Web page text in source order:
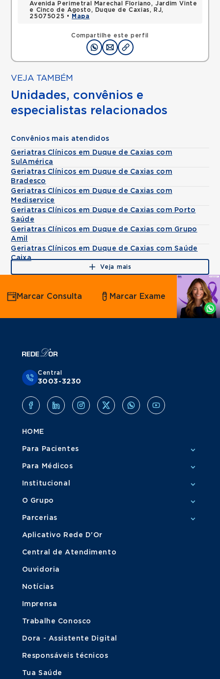
Compartilhe este perfil
Avenida Perimetral Marechal Floriano, Jardim Vinte
e Cinco de Agosto, Duque de Caxias, RJ,
25075025 •
Mapa
VEJA TAMBÉM
Unidades, convênios e
especialistas relacionados
Convênios mais atendidos
Geriatras Clínicos em Duque de Caxias com
SulAmérica
Geriatras Clínicos em Duque de Caxias com
Bradesco
Geriatras Clínicos em Duque de Caxias com
Mediservice
Geriatras Clínicos em Duque de Caxias com Porto
Saúde
Geriatras Clínicos em Duque de Caxias com Grupo
Amil
Geriatras Clínicos em Duque de Caxias com Saúde
Caixa
Veja mais
Agende
por
Whatsapp
Marcar Consulta Marcar Exame
Central
3003-3230
HOME
Para Pacientes
Para Médicos
Institucional
O Grupo
Parcerias
Aplicativo Rede D'Or
Central de Atendimento
Ouvidoria
Notícias
Imprensa
Trabalhe Conosco
Dora - Assistente Digital
Responsáveis técnicos
Tua Saúde